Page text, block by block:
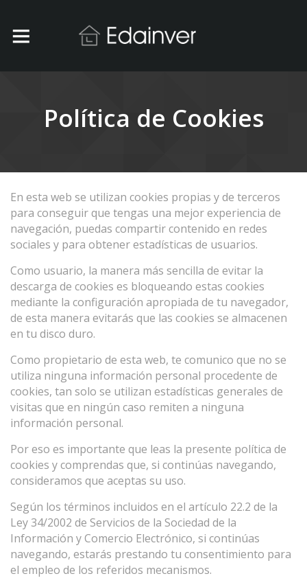
Política de Cookies
En esta web se utilizan cookies propias y de terceros
para conseguir que tengas una mejor experiencia de
navegación, puedas compartir contenido en redes
sociales y para obtener estadísticas de usuarios.
Como usuario, la manera más sencilla de evitar la
descarga de cookies es bloqueando estas cookies
mediante la configuración apropiada de tu navegador,
de esta manera evitarás que las cookies se almacenen
en tu disco duro.
Como propietario de esta web, te comunico que no se
utiliza ninguna información personal procedente de
cookies, tan solo se utilizan estadísticas generales de
visitas que en ningún caso remiten a ninguna
información personal.
Por eso es importante que leas la presente política de
cookies y comprendas que, si continúas navegando,
consideramos que aceptas su uso.
Según los términos incluidos en el artículo 22.2 de la
Ley 34/2002 de Servicios de la Sociedad de la
Información y Comercio Electrónico, si continúas
navegando, estarás prestando tu consentimiento para
el empleo de los referidos mecanismos.